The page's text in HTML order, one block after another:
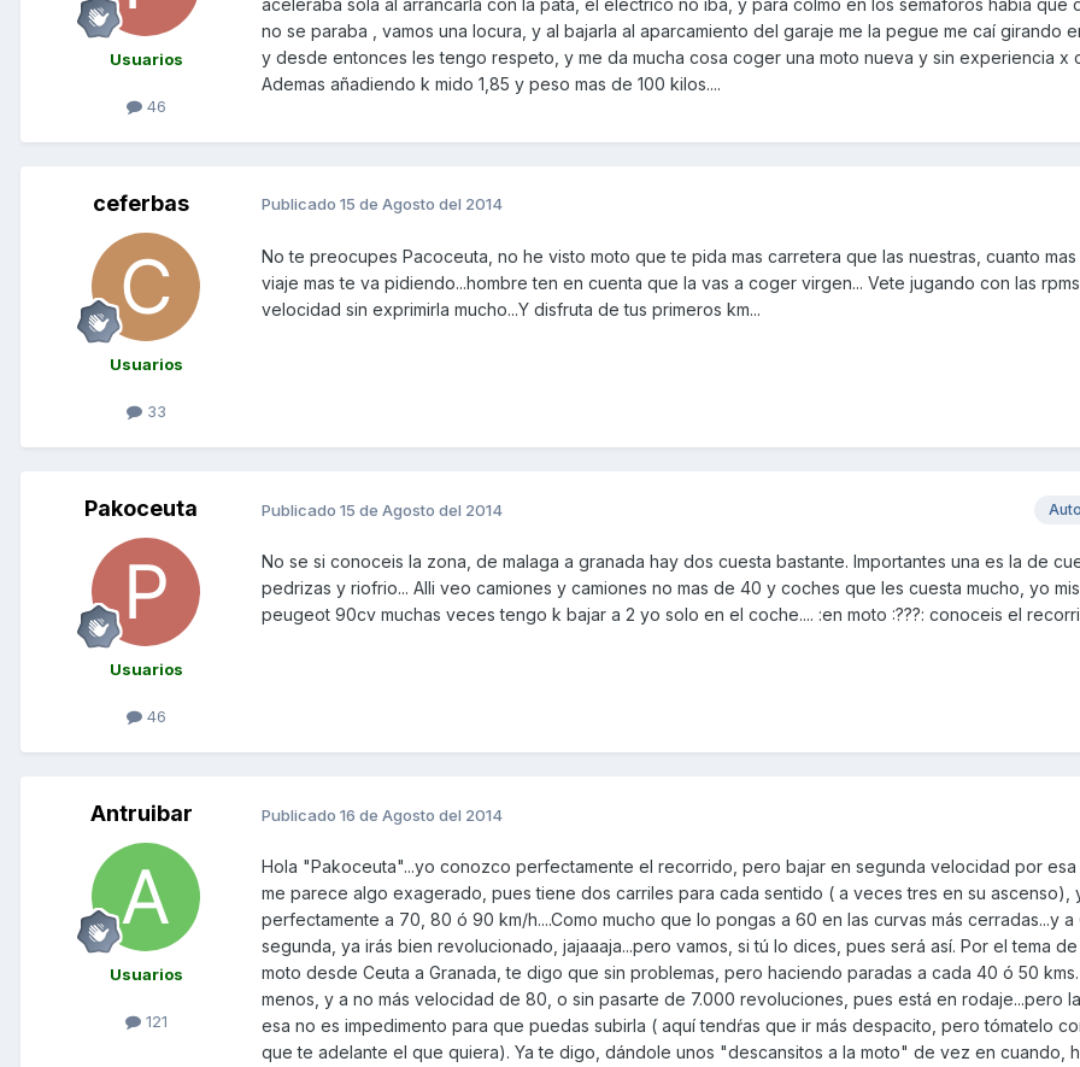
Usuarios
46
aceleraba sola al arrancarla con la pata, el eléctrico no iba, y para colmo en los semaforos había que
no se paraba , vamos una locura, y al bajarla al aparcamiento del garaje me la pegue me caí girando
y desde entonces les tengo respeto, y me da mucha cosa coger una moto nueva y sin experiencia x
Ademas añadiendo k mido 1,85 y peso mas de 100 kilos....
ceferbas
Usuarios
33
Publicado 15 de Agosto del 2014
No te preocupes Pacoceuta, no he visto moto que te pida mas carretera que las nuestras, cuanto
viaje mas te va pidiendo...hombre ten en cuenta que la vas a coger virgen... Vete jugando con las
velocidad sin exprimirla mucho...Y disfruta de tus primeros km...
Pakoceuta
Usuarios
46
Publicado 15 de Agosto del 2014
No se si conoceis la zona, de malaga a granada hay dos cuesta bastante. Importantes una es la de
pedrizas y riofrio... Alli veo camiones y camiones no mas de 40 y coches que les cuesta mucho, yo
peugeot 90cv muchas veces tengo k bajar a 2 yo solo en el coche.... :en moto :???: conoceis el
Antruibar
Usuarios
121
Publicado 16 de Agosto del 2014
Hola "Pakoceuta"...yo conozco perfectamente el recorrido, pero bajar en segunda velocidad por
me parece algo exagerado, pues tiene dos carriles para cada sentido ( a veces tres en su ascenso),
perfectamente a 70, 80 ó 90 km/h....Como mucho que lo pongas a 60 en las curvas más cerradas...y
segunda, ya irás bien revolucionado, jajaaaja...pero vamos, si tú lo dices, pues será así. Por el tema
moto desde Ceuta a Granada, te digo que sin problemas, pero haciendo paradas a cada 40 ó 50
menos, y a no más velocidad de 80, o sin pasarte de 7.000 revoluciones, pues está en rodaje...pero
esa no es impedimento para que puedas subirla ( aquí tendŕas que ir más despacito, pero tómatelo
que te adelante el que quiera). Ya te digo, dándole unos "descansitos a la moto" de vez en cuando,